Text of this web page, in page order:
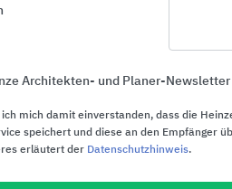
Echtglasdusche und
damals, „Gutes Design
Service - er hatte eine
machen kann.
galt für ihn: Ärmel
Architekten- und Planer-
mich damit einverstanden, dass die
speichert und diese an den Empfänger
erläutert der Datenschutzhinweis.